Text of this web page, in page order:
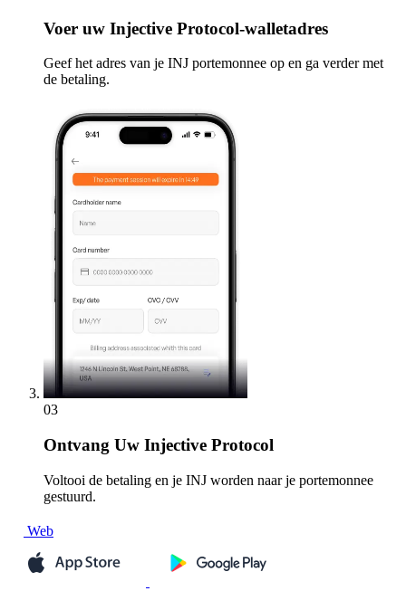
Voer uw Injective Protocol-walletadres
Geef het adres van je INJ portemonnee op en ga verder met
de betaling.
03
Ontvang Uw Injective Protocol
Voltooi de betaling en je INJ worden naar je portemonnee
gestuurd.
Web